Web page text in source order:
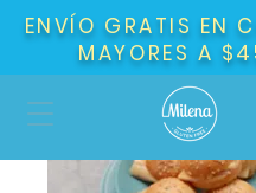
ENVÍO GRATIS EN
MAYORES A